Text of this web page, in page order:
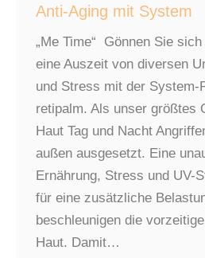
Anti-Aging mit System
„Me Time“ Gönnen Sie
eine Auszeit von diversen
und Stress mit der System-
retipalm. Als unser größtes
Haut Tag und Nacht
außen ausgesetzt. Eine
Ernährung, Stress und UV-
für eine zusätzliche
beschleunigen die
Haut. Damit…